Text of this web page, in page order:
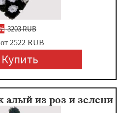
3203 RUB
2522 RUB
Купить
алый из роз и зелени